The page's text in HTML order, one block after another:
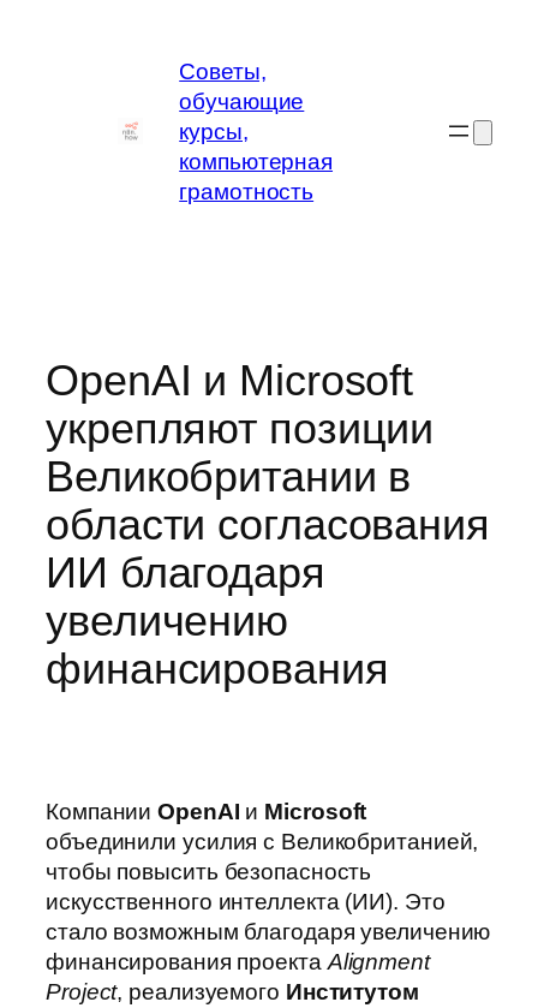
Советы,
обучающие
курсы,
компьютерная
грамотность
OpenAI и Microsoft
укрепляют позиции
Великобритании в
области согласования
ИИ благодаря
увеличению
финансирования
КомпанииOpenAI и Microsoft
объединили усилия с Великобританией,
чтобы повысить безопасность
искусственного интеллекта (ИИ). Это
стало возможным благодаря увеличению
финансирования проекта Alignment
Project, реализуемого Институтом